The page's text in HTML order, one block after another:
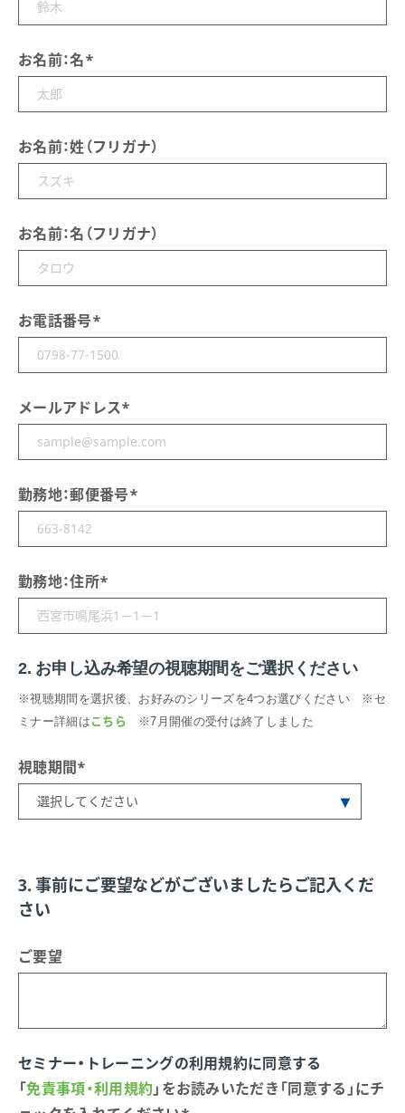
お名前：名*
お名前：姓（フリガナ）
お名前：名（フリガナ）
お電話番号*
メールアドレス*
勤務地：郵便番号*
勤務地：住所*
2. お申し込み希望の視聴期間をご選択ください
※視聴期間を選択後、お好みのシリーズを4つお選びください ※セ
ミナー詳細は こちら ※7月開催の受付は終了しました
視聴期間*
3. 事前にご要望などがございましたらご記入くだ
さい
ご要望
セミナー・トレーニングの利⽤規約に同意する
「免責事項・利用規約」をお読みいただき「同意する」にチ